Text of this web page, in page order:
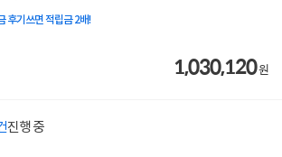
후기쓰면 적립금 2배!
1,030,120원
진행 중